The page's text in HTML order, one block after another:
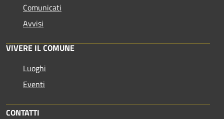
Comunicati
Avvisi
VIVERE IL COMUNE
Luoghi
Eventi
CONTATTI